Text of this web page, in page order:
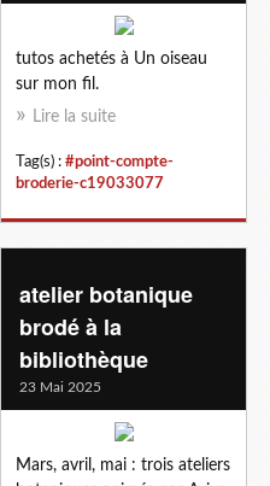
tutos achetés à Un oiseau
sur mon fil.
Lire la suite
Tag(s) : #point-compte-
broderie-c19033077
atelier botanique
brodé à la
bibliothèque
23 Mai 2025
Mars, avril, mai : trois ateliers